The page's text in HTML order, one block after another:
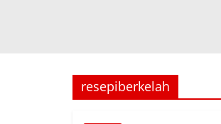
resepiberkelah